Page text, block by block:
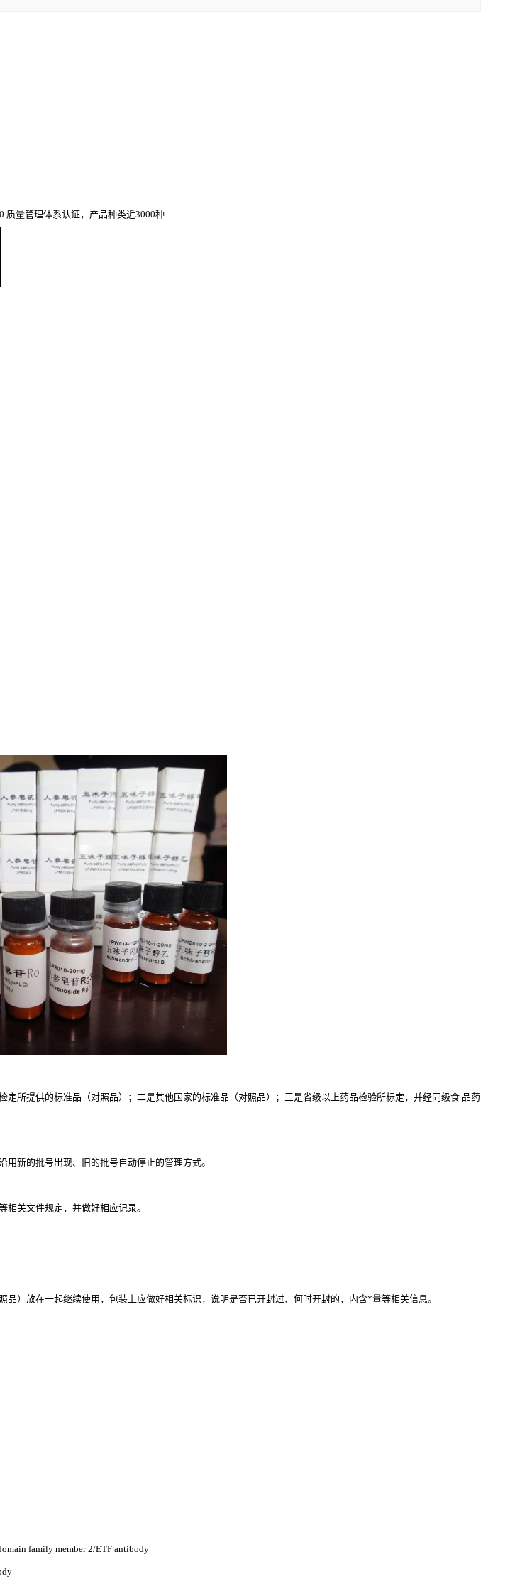
质量管理体系认证，产品种类近3000种
所提供的标准品（对照品）；二是其他国家的标准品（对照品）；三是省级以上药品检验所标定，并经同级食 品药
新的批号出现、旧的批号自动停止的管理方式。
关文件规定，并做好相应记录。
）放在一起继续使用，包装上应做好相关标识，说明是否已开封过、何时开封的，内含*量等相关信息。
family member 2/ETF antibody